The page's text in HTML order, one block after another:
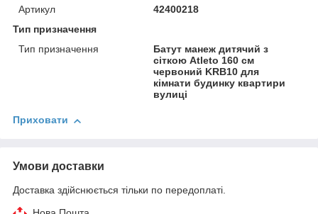
Артикул
42400218
Тип призначення
Тип призначення
Батут манеж дитячий з
сіткою Atleto 160 см
червоний KRB10 для
кімнати будинку квартири
вулиці
Приховати
Умови доставки
Доставка здійснюється тільки по передоплаті.